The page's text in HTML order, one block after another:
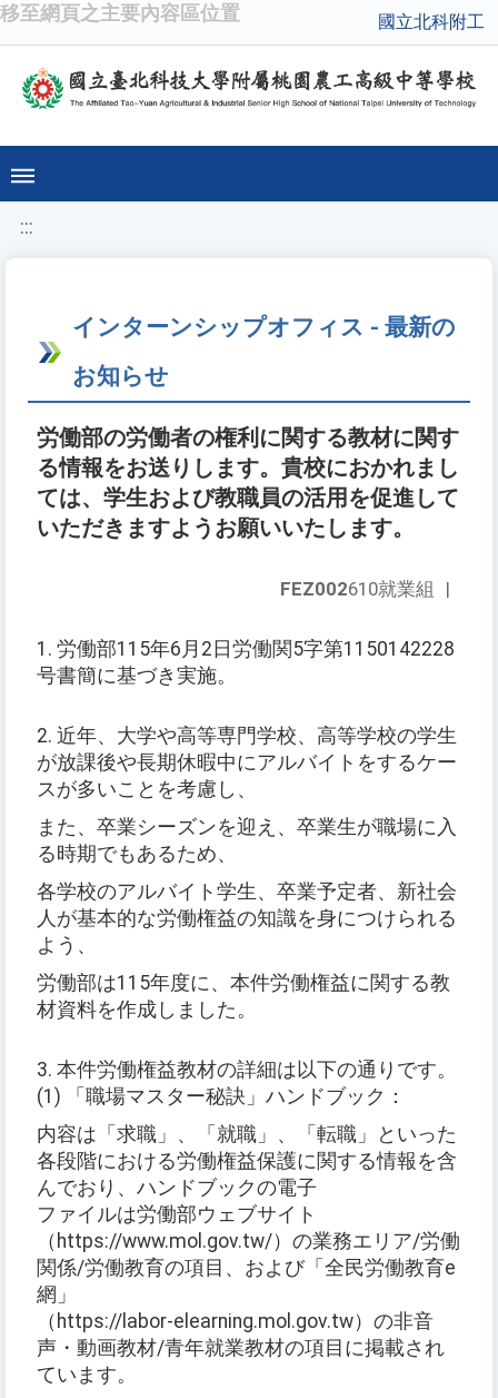
移至網頁之主要內容區位置 國立北科附工
:::
インターンシップオフィス - 最新の
お知らせ
労働部の労働者の権利に関する教材に関す
る情報をお送りします。貴校におかれまし
ては、学生および教職員の活用を促進して
いただきますようお願いいたします。
FEZ002610就業組 |
1. 労働部115年6月2日労働関5字第1150142228
号書簡に基づき実施。
2. 近年、大学や高等専門学校、高等学校の学生
が放課後や長期休暇中にアルバイトをするケー
スが多いことを考慮し、
また、卒業シーズンを迎え、卒業生が職場に入
る時期でもあるため、
各学校のアルバイト学生、卒業予定者、新社会
人が基本的な労働権益の知識を身につけられる
よう、
労働部は115年度に、本件労働権益に関する教
材資料を作成しました。
3. 本件労働権益教材の詳細は以下の通りです。
(1) 「職場マスター秘訣」ハンドブック：
内容は「求職」、「就職」、「転職」といった
各段階における労働権益保護に関する情報を含
んでおり、ハンドブックの電子
ファイルは労働部ウェブサイト
（https://www.mol.gov.tw/）の業務エリア/労働
関係/労働教育の項目、および「全民労働教育e
網」
（https://labor-elearning.mol.gov.tw）の非音
声・動画教材/青年就業教材の項目に掲載され
ています。